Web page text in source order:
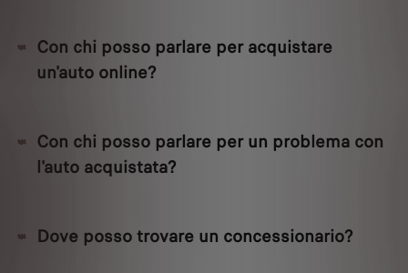
Con chi posso parlare per acquistare
un'auto online?
Con chi posso parlare per un problema con
l'auto acquistata?
Dove posso trovare un concessionario?